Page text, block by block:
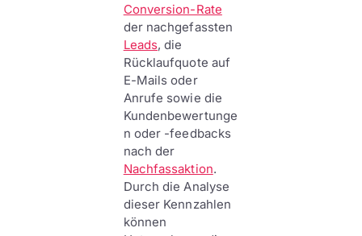
Conversion-Rate
der nachgefassten
Leads, die
Rücklaufquote auf
E-Mails oder
Anrufe sowie die
Kundenbewertunge
n oder -feedbacks
nach der
Nachfassaktion.
Durch die Analyse
dieser Kennzahlen
können